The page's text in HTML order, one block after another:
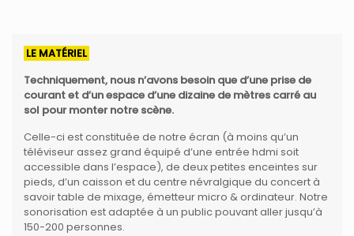
LE MATÉRIEL
Techniquement, nous n’avons besoin que d’une prise de
courant et d’un espace d’une dizaine de mètres carré au
sol pour monter notre scène.
Celle-ci est constituée de notre écran (à moins qu’un
téléviseur assez grand équipé d’une entrée hdmi soit
accessible dans l’espace), de deux petites enceintes sur
pieds, d’un caisson et du centre névralgique du concert à
savoir table de mixage, émetteur micro & ordinateur. Notre
sonorisation est adaptée à un public pouvant aller jusqu’à
150-200 personnes.